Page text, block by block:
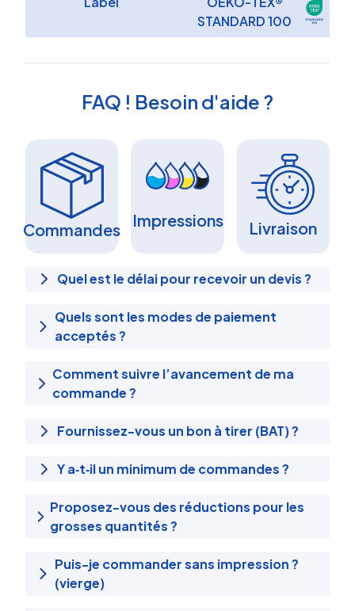
STANDARD 100
FAQ ! Besoin d'aide ?
Commandes Impressions Livraison
Quel est le délai pour recevoir un devis ?
Quels sont les modes de paiement
acceptés ?
Comment suivre l’avancement de ma
commande ?
Fournissez-vous un bon à tirer (BAT) ?
Y a‑t‑il un minimum de commandes ?
Proposez-vous des réductions pour les
grosses quantités ?
Puis-je commander sans impression ?
(vierge)